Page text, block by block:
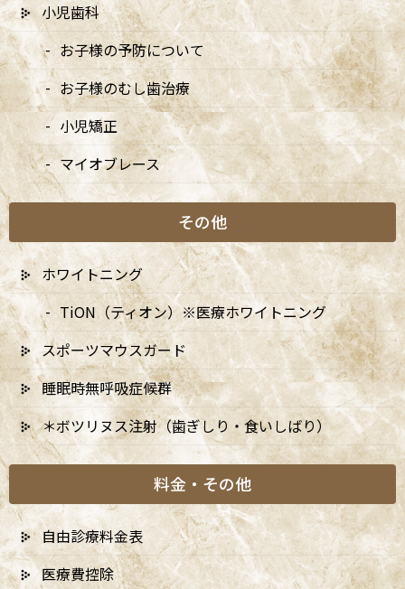
5/3・4休診、5/5・6は9:00〜15:00診療、6/14は休
診です
2026/04/10
5月の矯正診療日のお知らせ
2026/04/10
月別アーカイブ
2026年
2025年
2024年
小児歯科
お子様の予防について
お子様のむし歯治療
小児矯正
マイオブレース
その他
ホワイトニング
TiON（ティオン）※医療ホワイトニング
スポーツマウスガード
睡眠時無呼吸症候群
＊ボツリヌス注射（歯ぎしり・食いしばり）
料金・その他
自由診療料金表
医療費控除